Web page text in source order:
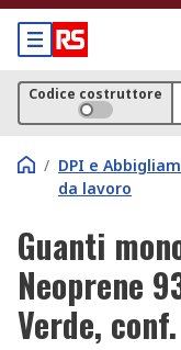
Codice costruttore
/ DPI e
da lavoro
Guanti
Neoprene
Verde,